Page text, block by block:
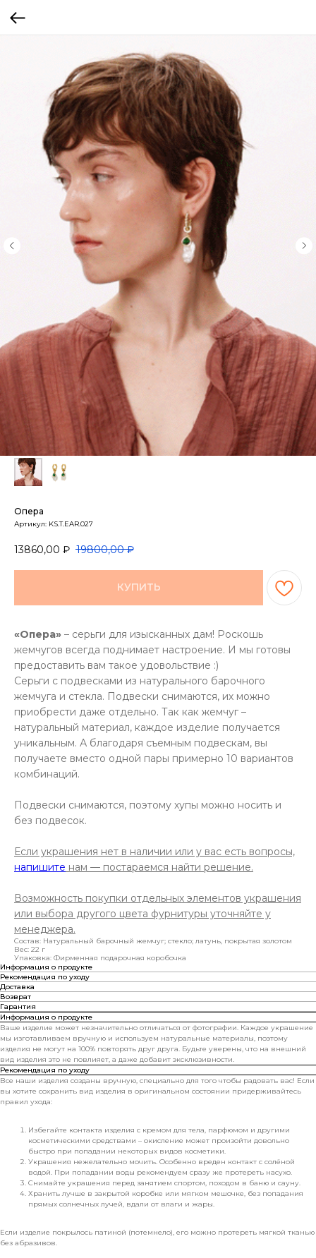
Опера
Артикул: KS.T.EAR.027
13860,00 ₽ 19800,00 ₽
КУПИТЬ
«Опера» – серьги для изысканных дам! Роскошь
жемчугов всегда поднимает настроение. И мы готовы
предоставить вам такое удовольствие :)
Серьги с подвесками из натурального барочного
жемчуга и стекла. Подвески снимаются, их можно
приобрести даже отдельно. Так как жемчуг –
натуральный материал, каждое изделие получается
уникальным. А благодаря съемным подвескам, вы
получаете вместо одной пары примерно 10 вариантов
комбинаций.
Подвески снимаются, поэтому хупы можно носить и
без подвесок.
Если украшения нет в наличии или у вас есть вопросы,
напишите нам — постараемся найти решение.
Возможность покупки отдельных элементов украшения
или выбора другого цвета фурнитуры уточняйте у
менеджера.
Состав: Натуральный барочный жемчуг; стекло; латунь, покрытая золотом
Вес: 22 г
Упаковка: Фирменная подарочная коробочка
Информация о продукте
Рекомендация по уходу
Доставка
Возврат
Гарантия
Информация о продукте
Ваше изделие может незначительно отличаться от фотографии. Каждое украшение
мы изготавливаем вручную и используем натуральные материалы, поэтому
изделия не могут на 100% повторять друг друга. Будьте уверены, что на внешний
вид изделия это не повлияет, а даже добавит эксклюзивности.
Рекомендация по уходу
Все наши изделия созданы вручную, специально для того чтобы радовать вас! Если
вы хотите сохранить вид изделия в оригинальном состоянии придерживайтесь
правил ухода:
Избегайте контакта изделия с кремом для тела, парфюмом и другими
косметическими средствами – окисление может произойти довольно
быстро при попадании некоторых видов косметики.
Украшения нежелательно мочить. Особенно вреден контакт с солёной
водой. При попадании воды рекомендуем сразу же протереть насухо.
Снимайте украшения перед занятием спортом, походом в баню и сауну.
Хранить лучше в закрытой коробке или мягком мешочке, без попадания
прямых солнечных лучей, вдали от влаги и жары.
Если изделие покрылось патиной (потемнело), его можно протереть мягкой тканью
без абразивов.